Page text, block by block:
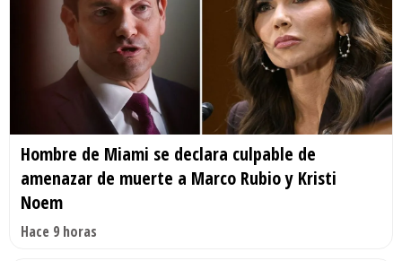
Hombre de Miami se declara culpable de
amenazar de muerte a Marco Rubio y Kristi
Noem
Hace 9 horas